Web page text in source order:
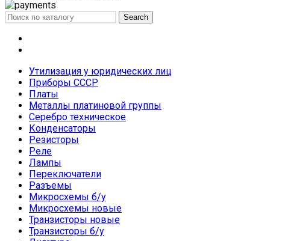
Search
Утилизация у юридических лиц
Приборы СССР
Платы
Металлы платиновой группы
Серебро техническое
Конденсаторы
Резисторы
Реле
Лампы
Переключатели
Разъемы
Микросхемы б/у
Микросхемы новые
Транзисторы новые
Транзисторы б/у